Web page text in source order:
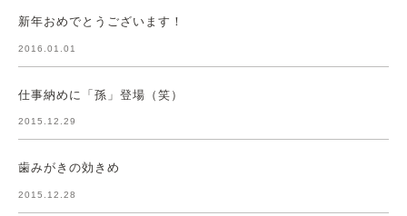
新年おめでとうございます！
2016.01.01
仕事納めに「孫」登場（笑）
2015.12.29
歯みがきの効きめ
2015.12.28